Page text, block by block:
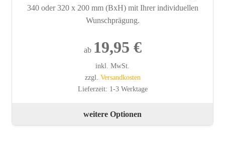
340 oder 320 x 200 mm (BxH) mit Ihrer individuellen
Wunschprägung.
ab 19,95 €
inkl. MwSt.
zzgl. Versandkosten
Lieferzeit: 1-3 Werktage
weitere Optionen